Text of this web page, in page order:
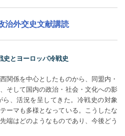
治外交史文献講読
史とヨーロッパ冷戦史
関係を中心としたものから、同盟内・
そして国内の政治・社会・文化への影
、活況を呈してきた。冷戦史の対象
ーマも多様となっている。こうしたな
端はどのようなものであり、今後どう